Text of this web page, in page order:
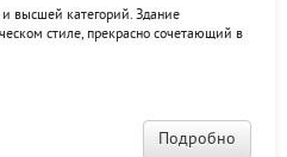
и высшей категорий. Здание
стиле, прекрасно сочетающий в
услугами: конференц-
Подробно